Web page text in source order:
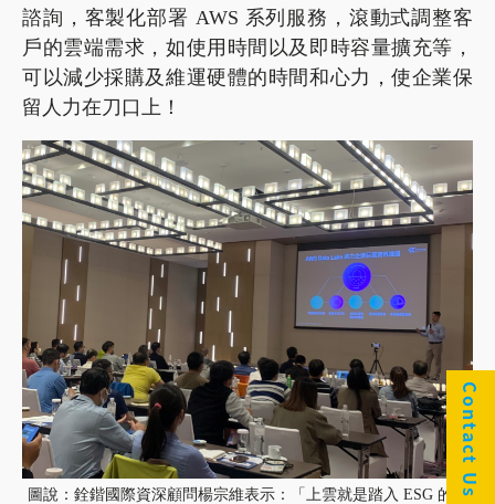
諮詢，客製化部署 AWS 系列服務，滾動式調整客
戶的雲端需求，如使用時間以及即時容量擴充等，
可以減少採購及維運硬體的時間和心力，使企業保
留人力在刀口上！
圖說：銓鍇國際資深顧問楊宗維表示：「上雲就是踏入 ESG 的第Contact Us